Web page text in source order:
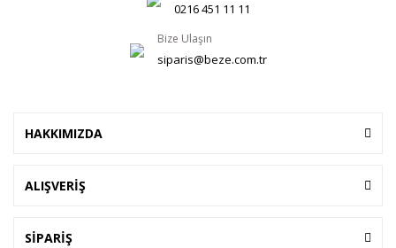
0216 451 11 11
Bize Ulaşın
siparis@beze.com.tr
HAKKIMIZDA
ALIŞVERİŞ
SİPARİŞ